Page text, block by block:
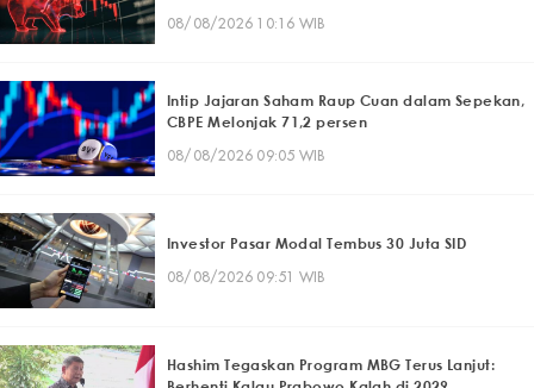
08/08/2026 10:16 WIB
Intip Jajaran Saham Raup Cuan dalam Sepekan,
CBPE Melonjak 71,2 persen
08/08/2026 09:05 WIB
Investor Pasar Modal Tembus 30 Juta SID
08/08/2026 09:51 WIB
Hashim Tegaskan Program MBG Terus Lanjut: